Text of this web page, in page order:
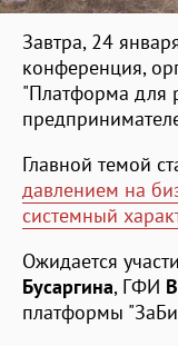
Завтра, 24
конференция,
"Платформа для
Главной темой
давлением на
системный
Ожидается
Бусаргина, ГФИ
платформы